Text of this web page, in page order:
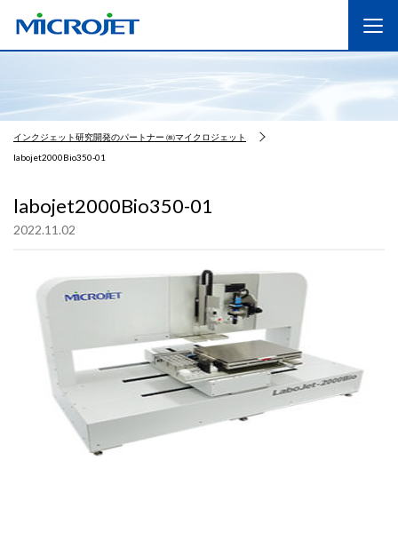
インクジェット研究開発のパートナー ㈱マイクロジェット
labojet2000Bio350-01
labojet2000Bio350-01
2022.11.02